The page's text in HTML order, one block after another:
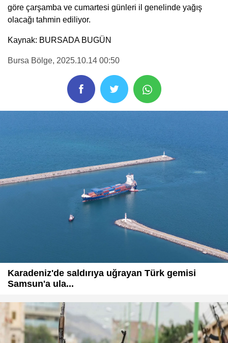
göre çarşamba ve cumartesi günleri il genelinde yağış
olacağı tahmin ediliyor.
Kaynak: BURSADA BUGÜN
Bursa Bölge, 2025.10.14 00:50
Karadeniz'de saldırıya uğrayan Türk gemisi
Samsun'a ula...